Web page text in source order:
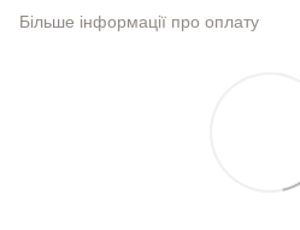
Більше інформації про оплату